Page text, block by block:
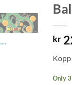
ønskeliste
kr
Kopp
Only